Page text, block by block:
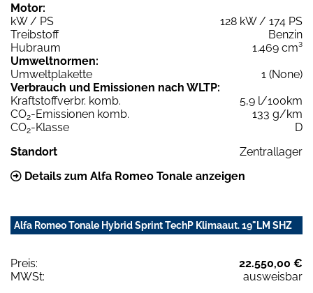
Motor:
kW / PS
128 kW / 174 PS
Treibstoff
Benzin
Hubraum
1.469 cm³
Umweltnormen:
Umweltplakette
1 (None)
Verbrauch und Emissionen nach WLTP:
Kraftstoffverbr. komb.
5,9 l/100km
CO2-Emissionen komb.
133 g/km
CO2-Klasse
D
Standort
Zentrallager
Details zum Alfa Romeo Tonale anzeigen
Alfa Romeo Tonale Hybrid Sprint TechP Klimaaut. 19"LM SHZ
Preis:
22.550,00 €
MWSt:
ausweisbar